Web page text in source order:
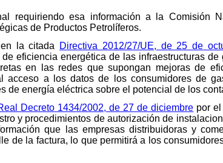
requiriendo esa información a la Comisión
de Productos Petrolíferos.
la citada
Directiva 2012/27/UE, de 25 de
eficiencia energética de las infraestructuras
en las redes que supongan mejoras de
acceso a los datos de los consumidores de
de energía eléctrica sobre el potencial de los
Decreto 1434/2002, de 27 de diciembre por
y procedimientos de autorización de
que las empresas distribuidoras y
de la factura, lo que permitirá a los